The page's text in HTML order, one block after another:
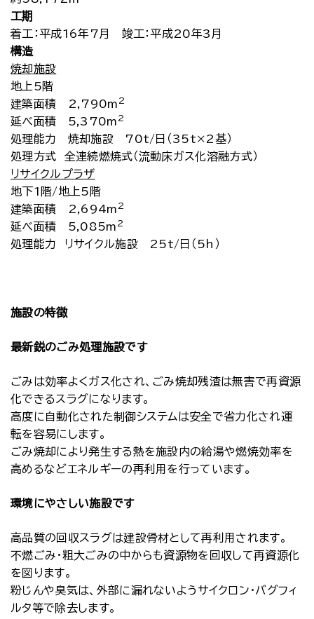
工期
着工：平成16年7月 竣工：平成20年3月
構造
焼却施設
地上5階
建築面積 2,790m 2
延べ面積 5,370m 2
処理能力 焼却施設 70t/日（35t×2基）
処理方式 全連続燃焼式（流動床ガス化溶融方式）
リサイクルプラザ
地下1階/地上5階
建築面積 2,694m 2
延べ面積 5,085m 2
処理能力 リサイクル施設 25t/日（5h）
施設の特徴
最新鋭のごみ処理施設です
ごみは効率よくガス化され、ごみ焼却残渣は無害で再資源
化できるスラグになります。
高度に自動化された制御システムは安全で省力化され運
転を容易にします。
ごみ焼却により発生する熱を施設内の給湯や燃焼効率を
高めるなどエネルギーの再利用を行っています。
環境にやさしい施設です
高品質の回収スラグは建設骨材として再利用されます。
不燃ごみ・粗大ごみの中からも資源物を回収して再資源化
を図ります。
粉じんや臭気は、外部に漏れないようサイクロン・バグフィ
ルタ等で除去します。